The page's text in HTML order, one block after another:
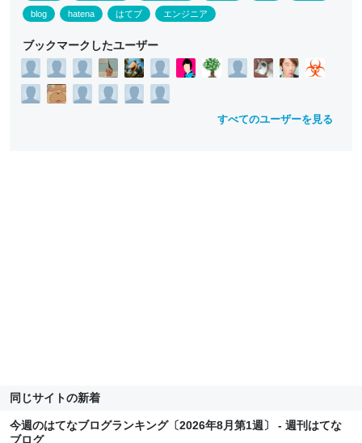
e ee o
o
blog hatena はてブ エンジニア
ブックマークしたユーザー
すべてのユーザーを見る
同じサイトの新着
今週のはてなブログランキング〔2026年8月第1週〕 - 週刊はてな
ブログ